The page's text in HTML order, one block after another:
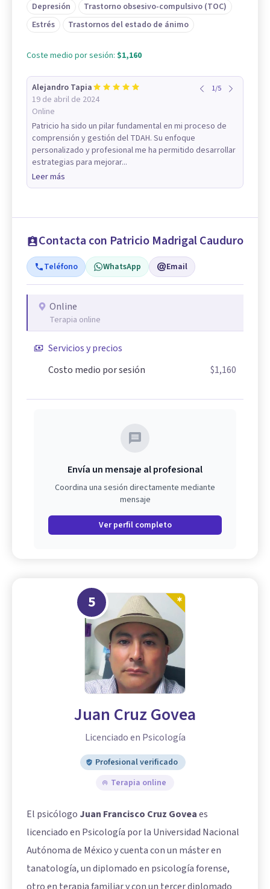
Depresión
Trastorno obsesivo-compulsivo (TOC)
Estrés
Trastornos del estado de ánimo
Coste medio por sesión: $1,160
Alejandro Tapia
19 de abril de 2024
Online
1/5
Patricio ha sido un pilar fundamental en mi proceso de
comprensión y gestión del TDAH. Su enfoque
personalizado y profesional me ha permitido desarrollar
estrategias para mejorar...
Leer más
Contacta con Patricio Madrigal Cauduro
Teléfono WhatsApp Email
Online
Terapia online
Servicios y precios
Costo medio por sesión
$1,160
Envía un mensaje al profesional
Coordina una sesión directamente mediante
mensaje
Ver perfil completo
5
Juan Cruz Govea
Licenciado en Psicología
Profesional verificado
Terapia online
El psicólogo Juan Francisco Cruz Goveaes
licenciado en Psicología por la Universidad Nacional
Autónoma de México y cuenta con un máster en
tanatología, un diplomado en psicología forense,